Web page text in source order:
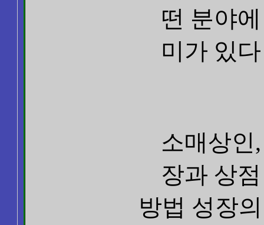
떤 분야
미가 있다
소매상인
장과 상
방법 성장